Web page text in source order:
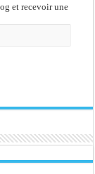
et recevoir une